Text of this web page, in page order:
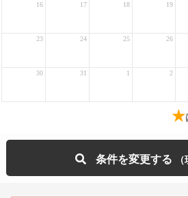
16 17 18 19
23 24 25 26
30 31 1 2
★
条件を変更する